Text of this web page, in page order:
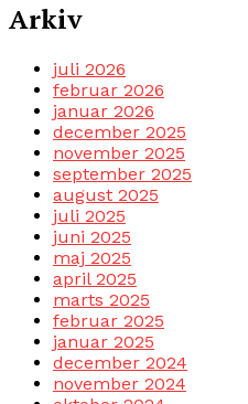
Arkiv
juli 2026
februar 2026
januar 2026
december 2025
november 2025
september 2025
august 2025
juli 2025
juni 2025
maj 2025
april 2025
marts 2025
februar 2025
januar 2025
december 2024
november 2024